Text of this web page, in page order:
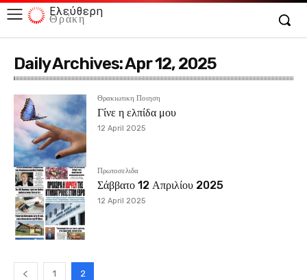
Ελεύθερη
Θράκη
Daily Archives: Apr 12, 2025
Θρακιωτικη Ποιηση
Γίνε η ελπίδα μου
12 April 2025
Πρωτοσελιδα
Σάββατο 12 Απριλίου 2025
12 April 2025
1 2